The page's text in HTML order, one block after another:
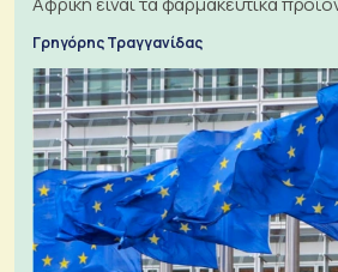
Γρηγόρης Τραγγανίδας